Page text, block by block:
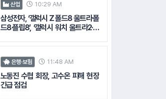
산업 10:29 AM
삼성전자, ‘갤럭시 Z 폴드8 울트라·폴
드8·플립8’, ‘갤럭시 워치 울트라2·워
은행·보험 11:48 AM
노동진 수협 회장, 고수온 피해 현장
긴급 점검